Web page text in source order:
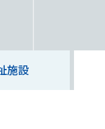
施設